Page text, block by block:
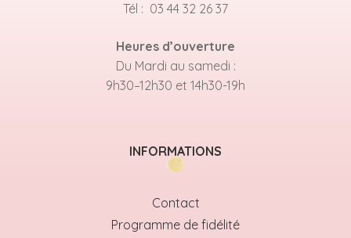
Tél : 03 44 32 26 37
Heures d’ouverture
Du Mardi au samedi :
9h30–12h30 et 14h30-19h
INFORMATIONS
Contact
Programme de fidélité